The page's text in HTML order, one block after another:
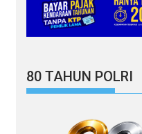
80 TAHUN POLRI